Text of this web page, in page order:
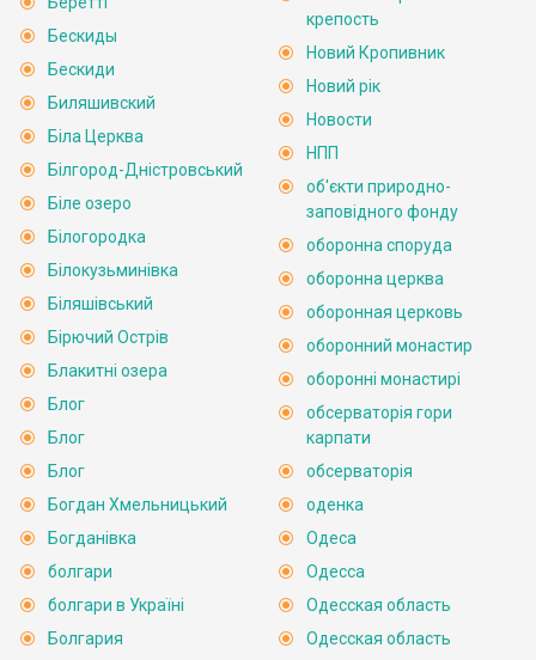
Бескиды
Бескиди
Биляшивский
Біла Церква
Білгород-Дністровський
Біле озеро
Білогородка
Білокузьминівка
Біляшівський
Бірючий Острів
Блакитні озера
Блог
Блог
Блог
Богдан Хмельницький
Богданівка
болгари
болгари в Україні
Болгария
крепость
Новий Кропивник
Новий рік
Новости
НПП
об'єкти природно-
заповідного фонду
оборонна споруда
оборонна церква
оборонная церковь
оборонний монастир
оборонні монастирі
обсерваторія гори
карпати
обсерваторія
оденка
Одеса
Одесса
Одесская область
Одесская область